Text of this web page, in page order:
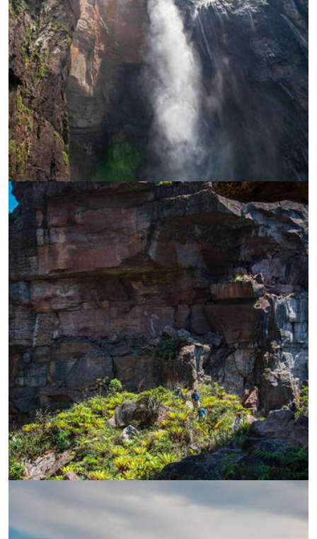
УВЕЛИЧИ
УВЕЛИЧИ